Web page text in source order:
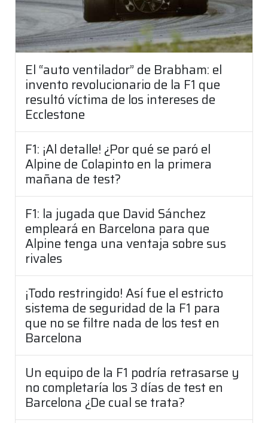
El “auto ventilador” de Brabham: el
invento revolucionario de la F1 que
resultó víctima de los intereses de
Ecclestone
F1: ¡Al detalle! ¿Por qué se paró el
Alpine de Colapinto en la primera
mañana de test?
F1: la jugada que David Sánchez
empleará en Barcelona para que
Alpine tenga una ventaja sobre sus
rivales
¡Todo restringido! Así fue el estricto
sistema de seguridad de la F1 para
que no se filtre nada de los test en
Barcelona
Un equipo de la F1 podría retrasarse y
no completaría los 3 días de test en
Barcelona ¿De cual se trata?